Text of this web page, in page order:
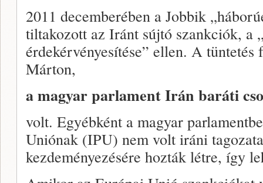
2011 decemberében a Jobbik
tiltakozott az Iránt sújtó szankciók, a
érdekérvényesítése” ellen. A tüntetés
Márton,
a magyar parlament Irán baráti
volt. Egyébként a magyar
Uniónak (IPU) nem volt iráni
kezdeményezésére hozták létre, így